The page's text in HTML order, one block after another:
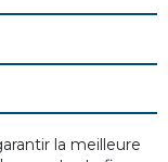
la meilleure